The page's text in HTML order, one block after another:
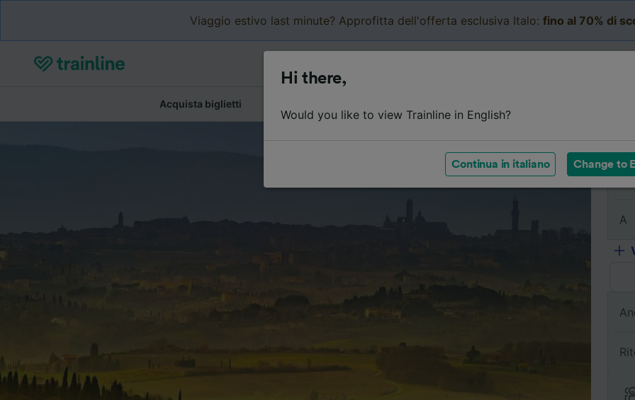
Viaggio estivo last minute? Approfitta dell'offerta esclusiva Italo: fino al 70% di
Acquista biglietti
Da
A
Hi there,
Would you like to view Trainline in English?
Continua in italiano Change to